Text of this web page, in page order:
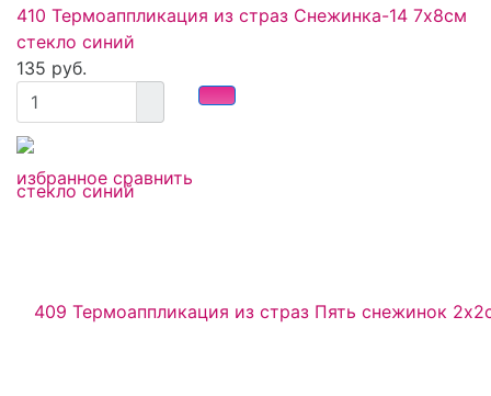
избранное сравнить
410 Термоаппликация из страз Снежинка-14 7х8см
стекло синий
135 руб.